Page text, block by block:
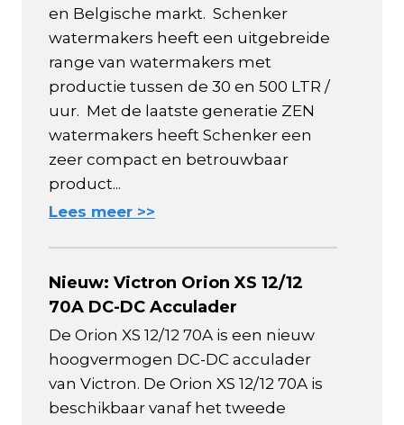
en Belgische markt. Schenker
watermakers heeft een uitgebreide
range van watermakers met
productie tussen de 30 en 500 LTR /
uur. Met de laatste generatie ZEN
watermakers heeft Schenker een
zeer compact en betrouwbaar
product...
Lees meer >>
Nieuw: Victron Orion XS 12/12
70A DC-DC Acculader
De Orion XS 12/12 70A is een nieuw
hoogvermogen DC-DC acculader
van Victron. De Orion XS 12/12 70A is
beschikbaar vanaf het tweede